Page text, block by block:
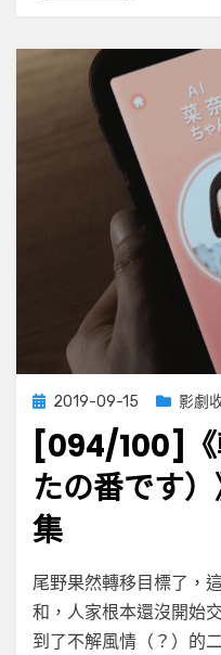
の
で
す）
二
章
第
十
六
集
Posted
on
2019-09-15 影劇
[094/100]《
たの番です
集
by小云
Leave a commenton
《輪
到
尾野果然轉移目標了，
和，人家根本還沒開始
到了不解風情（？）的